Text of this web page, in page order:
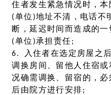
住者发生紧急情况时，
(单位)地址不清，电话不
断，延迟时间而造成的
(单位)承担责任;
6. 入住者在选定房屋之
调换房间、留他人住宿
况确需调换、留宿的，
后由院方进行安排;